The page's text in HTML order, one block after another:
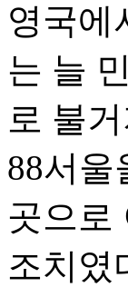
영국에
는 늘
로 불
88서울
곳으로
조치였